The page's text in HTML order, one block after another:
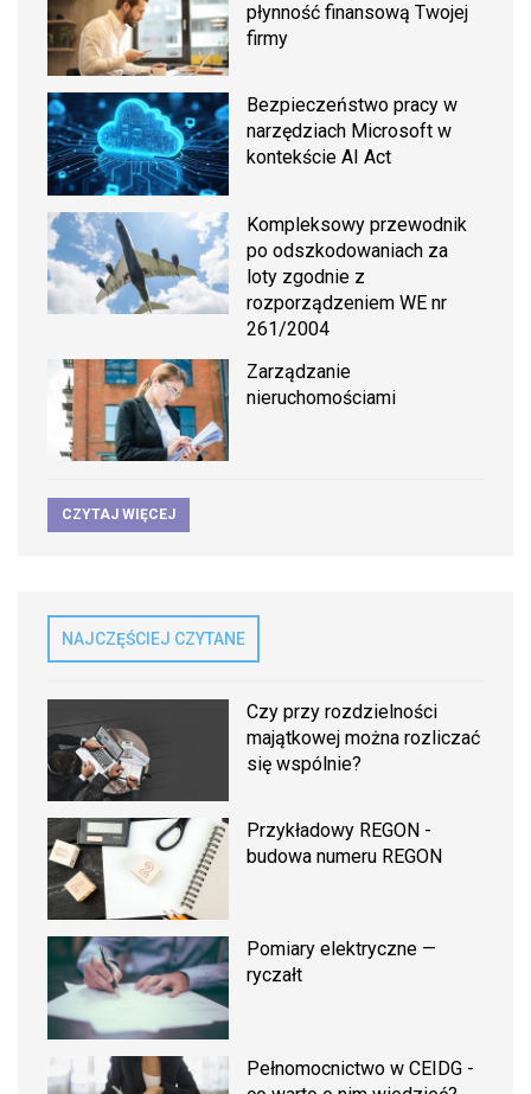
płynność finansową Twojej
firmy
Bezpieczeństwo pracy w
narzędziach Microsoft w
kontekście AI Act
Kompleksowy przewodnik
po odszkodowaniach za
loty zgodnie z
rozporządzeniem WE nr
261/2004
Zarządzanie
nieruchomościami
CZYTAJ WIĘCEJ
NAJCZĘŚCIEJ CZYTANE
Czy przy rozdzielności
majątkowej można rozliczać
się wspólnie?
Przykładowy REGON -
budowa numeru REGON
Pomiary elektryczne —
ryczałt
Pełnomocnictwo w CEIDG -